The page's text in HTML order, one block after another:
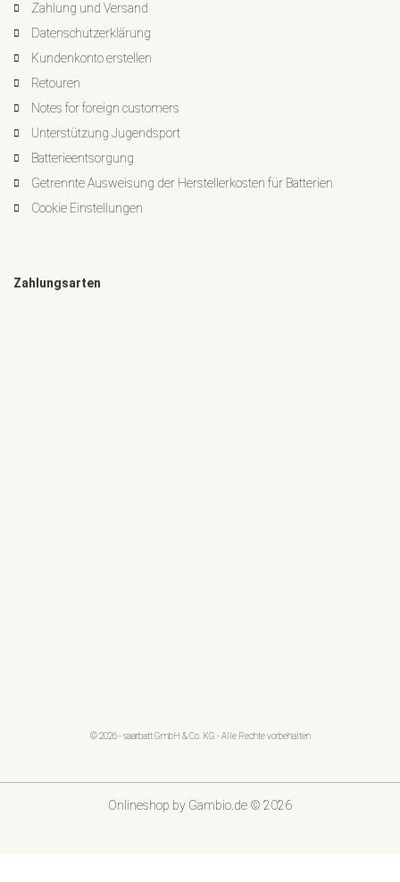
Zahlung und Versand
Datenschutzerklärung
Kundenkonto erstellen
Retouren
Notes for foreign customers
Unterstützung Jugendsport
Batterieentsorgung
Getrennte Ausweisung der Herstellerkosten für Batterien
Cookie Einstellungen
Zahlungsarten
© 2026 - saarbatt GmbH & Co. KG - Alle Rechte vorbehalten
Onlineshop by Gambio.de © 2026